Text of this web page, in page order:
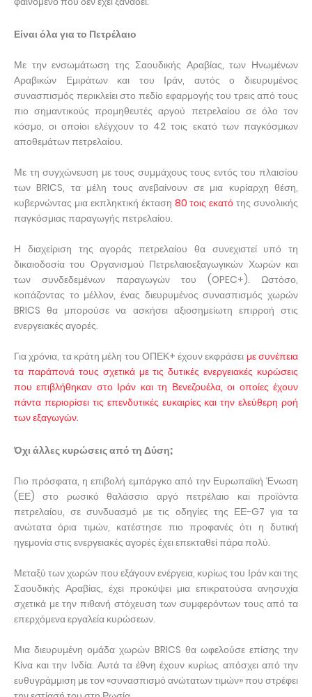
Είναι όλα για το Πετρέλαιο
Με την ενσωμάτωση της Σαουδικής Αραβίας, των Ηνωμένων
Αραβικών Εμιράτων και του Ιράν, αυτός ο διευρυμένος
συνασπισμός περικλείει στο πεδίο εφαρμογής του τρεις από τους
πιο σημαντικούς προμηθευτές αργού πετρελαίου σε όλο τον
κόσμο, οι οποίοι ελέγχουν το 42 τοις εκατό των παγκόσμιων
αποθεμάτων πετρελαίου.
Με τη συγχώνευση με τους συμμάχους τους εντός του πλαισίου
των BRICS, τα μέλη τους ανεβαίνουν σε μια κυρίαρχη θέση,
κυβερνώντας μια εκπληκτική έκταση 80 τοις εκατό της συνολικής
παγκόσμιας παραγωγής πετρελαίου.
Η διαχείριση της αγοράς πετρελαίου θα συνεχιστεί υπό τη
δικαιοδοσία του Οργανισμού Πετρελαιοεξαγωγικών Χωρών και
των συνδεδεμένων παραγωγών του (OPEC+). Ωστόσο,
κοιτάζοντας το μέλλον, ένας διευρυμένος συνασπισμός χωρών
BRICS θα μπορούσε να ασκήσει αξιοσημείωτη επιρροή στις
ενεργειακές αγορές.
Για χρόνια, τα κράτη μέλη του ΟΠΕΚ+ έχουν εκφράσει με συνέπεια
τα παράπονά τους σχετικά με τις δυτικές ενεργειακές κυρώσεις
που επιβλήθηκαν στο Ιράν και τη Βενεζουέλα, οι οποίες έχουν
πάντα περιορίσει τις επενδυτικές ευκαιρίες και την ελεύθερη ροή
των εξαγωγών.
Όχι άλλες κυρώσεις από τη Δύση;
Πιο πρόσφατα, η επιβολή εμπάργκο από την Ευρωπαϊκή Ένωση
(ΕΕ) στο ρωσικό θαλάσσιο αργό πετρέλαιο και προϊόντα
πετρελαίου, σε συνδυασμό με τις οδηγίες της ΕΕ-G7 για τα
ανώτατα όρια τιμών, κατέστησε πιο προφανές ότι η δυτική
ηγεμονία στις ενεργειακές αγορές έχει επεκταθεί πάρα πολύ.
Μεταξύ των χωρών που εξάγουν ενέργεια, κυρίως του Ιράν και της
Σαουδικής Αραβίας, έχει προκύψει μια επικρατούσα ανησυχία
σχετικά με την πιθανή στόχευση των συμφερόντων τους από τα
επερχόμενα εργαλεία κυρώσεων.
Μια διευρυμένη ομάδα χωρών BRICS θα ωφελούσε επίσης την
Κίνα και την Ινδία. Αυτά τα έθνη έχουν κυρίως απόσχει από την
ευθυγράμμιση με τον «συνασπισμό ανώτατων τιμών» που στρέφει